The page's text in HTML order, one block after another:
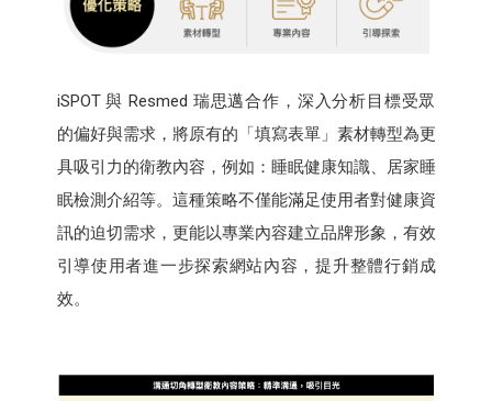
iSPOT 與 Resmed 瑞思邁合作，深入分析目標受眾
的偏好與需求，將原有的「填寫表單」素材轉型為更
具吸引力的衛教內容，例如：睡眠健康知識、居家睡
眠檢測介紹等。這種策略不僅能滿足使用者對健康資
訊的迫切需求，更能以專業內容建立品牌形象，有效
引導使用者進一步探索網站內容，提升整體行銷成
效。